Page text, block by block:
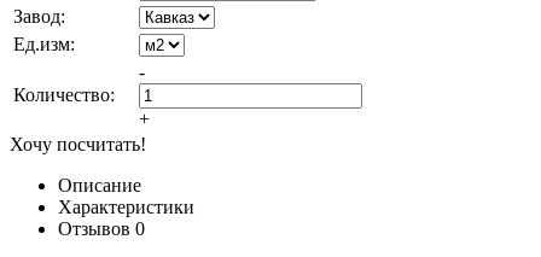
Завод:
Ед.изм:
Количество:
-
+
Хочу посчитать!
Описание
Характеристики
Отзывов 0